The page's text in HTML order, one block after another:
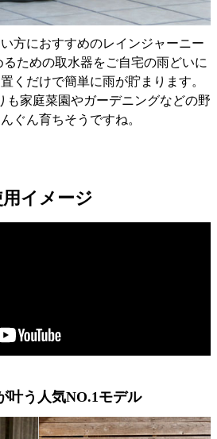
方におすすめのレインジャーニー
ための取水器をご自宅の雨どいに
くだけで簡単に雨が貯まります。
も家庭菜園やガーデニングなどの野
ぐん育ちそうですね。
イメージ
叶う人気NO.1モデル